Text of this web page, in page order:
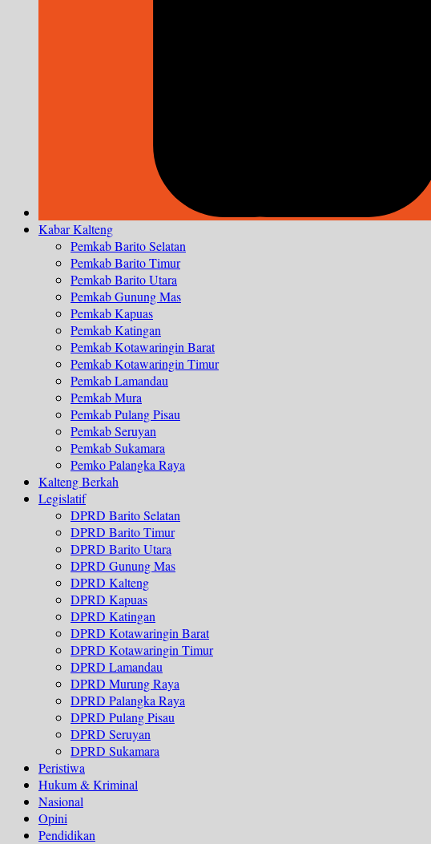
Kabar Kalteng
Pemkab Barito Selatan
Pemkab Barito Timur
Pemkab Barito Utara
Pemkab Gunung Mas
Pemkab Kapuas
Pemkab Katingan
Pemkab Kotawaringin Barat
Pemkab Kotawaringin Timur
Pemkab Lamandau
Pemkab Mura
Pemkab Pulang Pisau
Pemkab Seruyan
Pemkab Sukamara
Pemko Palangka Raya
Kalteng Berkah
Legislatif
DPRD Barito Selatan
DPRD Barito Timur
DPRD Barito Utara
DPRD Gunung Mas
DPRD Kalteng
DPRD Kapuas
DPRD Katingan
DPRD Kotawaringin Barat
DPRD Kotawaringin Timur
DPRD Lamandau
DPRD Murung Raya
DPRD Palangka Raya
DPRD Pulang Pisau
DPRD Seruyan
DPRD Sukamara
Peristiwa
Hukum & Kriminal
Nasional
Opini
Pendidikan